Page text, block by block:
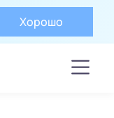
Хорошо